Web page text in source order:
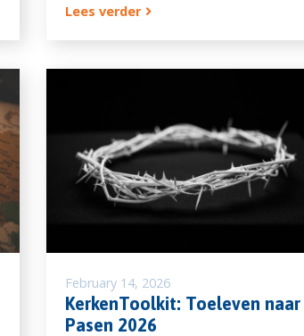
Lees verder
February 14, 2026
KerkenToolkit: Toeleven naar
Pasen 2026